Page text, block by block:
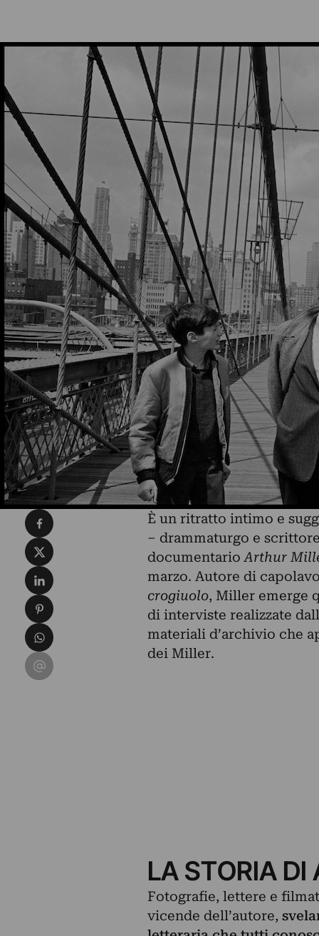
È un ritratto intimo e
– drammaturgo e
documentarioArthur
marzo. Autore di
crogiuolo, Miller emerge
di interviste realizzate
materiali d’archivio che
dei Miller.
LA STORIA DI
Fotografie, lettere e
vicende dell’autore,
Condividi su Facebook
Condividi su X
Condividi su LinkedIn
Condividi su Pinterest
Condividi su WhatsApp
Condividi su Email